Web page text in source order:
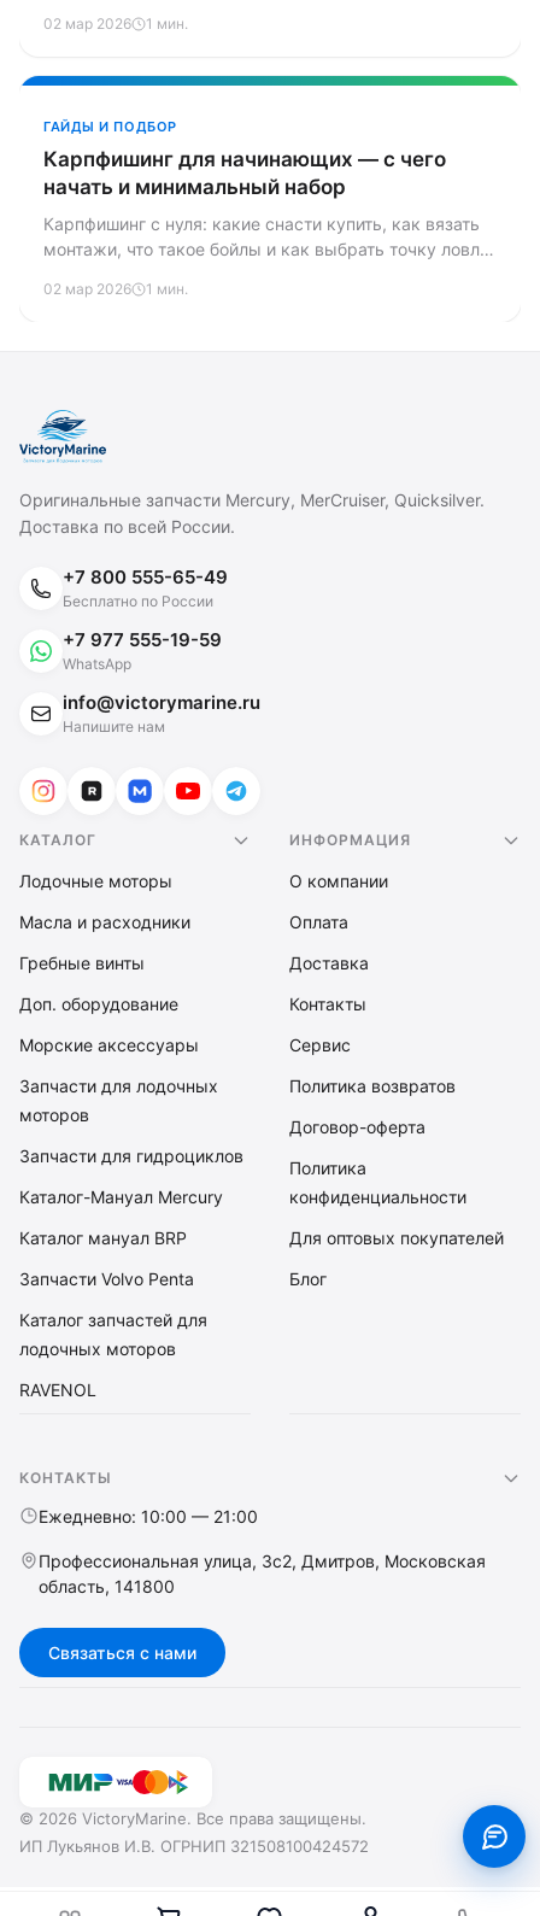
и снаряжение должны быть на борту и какие штрафы
02 мар 2026 1 мин.
ГАЙДЫ И ПОДБОР
Карпфишинг для начинающих — с чего
начать и минимальный набор
Карпфишинг с нуля: какие снасти купить, как вязать
монтажи, что такое бойлы и как выбрать точку ловли.
02 мар 2026 1 мин.
Оригинальные запчасти Mercury, MerCruiser, Quicksilver.
Доставка по всей России.
+7 800 555-65-49
Бесплатно по России
+7 977 555-19-59
WhatsApp
info@victorymarine.ru
Напишите нам
КАТАЛОГ
Лодочные моторы
Масла и расходники
Гребные винты
Доп. оборудование
Морские аксессуары
Запчасти для лодочных
моторов
Запчасти для гидроциклов
Каталог-Мануал Mercury
Каталог мануал BRP
Запчасти Volvo Penta
Каталог запчастей для
лодочных моторов
RAVENOL
ИНФОРМАЦИЯ
О компании
Оплата
Доставка
Контакты
Сервис
Политика возвратов
Договор-оферта
Политика
конфиденциальности
Для оптовых покупателей
Блог
КОНТАКТЫ
Ежедневно: 10:00 — 21:00
Профессиональная улица, 3с2, Дмитров, Московская
область, 141800
Связаться с нами
© 2026 VictoryMarine. Все права защищены.
ИП Лукьянов И.В. ОГРНИП 321508100424572